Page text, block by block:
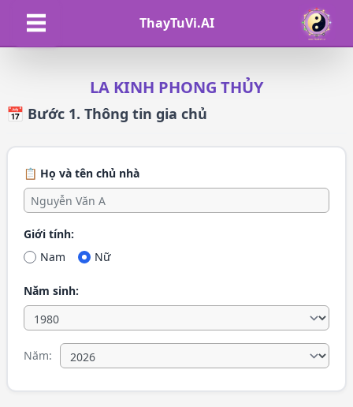
ThayTuVi.AI
LA KINH PHONG THỦY
📅 Bước 1. Thông tin gia chủ
📋 Họ và tên chủ nhà
Giới tính:
Nam
Nữ
Năm sinh:
Năm: